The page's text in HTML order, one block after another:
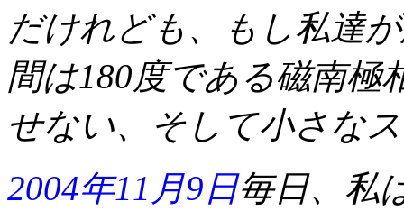
だけれども、もし私達
間は180度である磁南極
せない、そして小さな
2004年11月9日毎日、私